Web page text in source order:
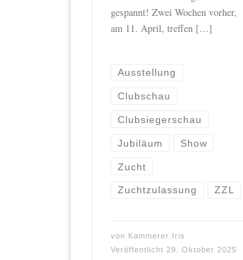
gespannt! Zwei Wochen vorher,
am 11. April, treffen […]
Ausstellung
Clubschau
Clubsiegerschau
Jubiläum Show
Zucht
Zuchtzulassung ZZL
von Kammerer Iris
Veröffentlicht 29. Oktober 2025